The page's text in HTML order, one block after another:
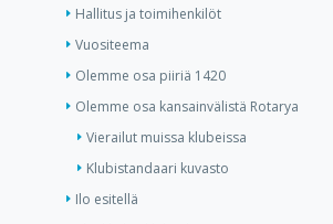
Hallitus ja toimihenkilöt
Vuositeema
Olemme osa piiriä 1420
Olemme osa kansainvälistä Rotarya
Vierailut muissa klubeissa
Klubistandaari kuvasto
Ilo esitellä